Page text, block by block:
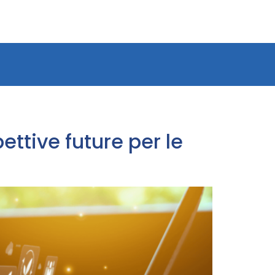
future per le